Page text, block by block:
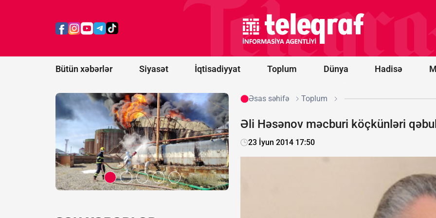
Bütün xəbərlər Siyasət İqtisadiyyat Toplum Dünya Hadisə
rayonunda
FOTO/VİDEO
prosesi
artıq
praktiki
nəticələr
mərhələsinə
RƏY
Əsas səhifə Toplum
Əli Həsənov məcburi köçkünləri
23 İyun 2014 17:50